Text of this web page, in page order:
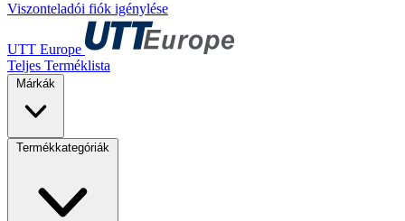
Viszonteladói fiók igénylése
UTT Europe
Teljes Terméklista
Márkák
Termékkategóriák